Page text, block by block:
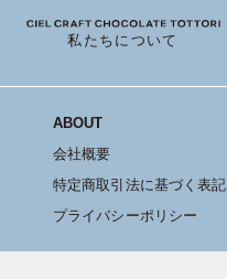
私たちについて
ABOUT
会社概要
特定商取引法に基づく表記
プライバシーポリシー